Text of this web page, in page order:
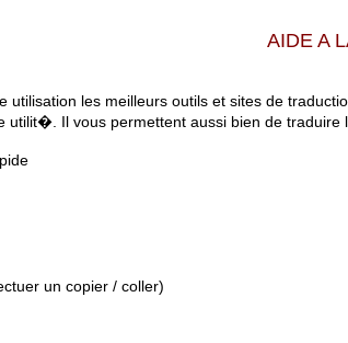
AIDE A
les meilleurs outils et sites de
utilit�. Il vous permettent aussi bien de
un copier / coller)